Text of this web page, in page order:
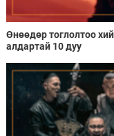
Өнөөдөр тоглолтоо
алдартай 10 дуу